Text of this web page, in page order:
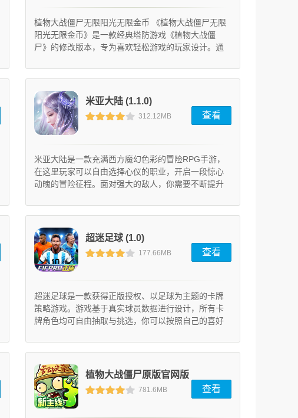
植物大战僵尸无限阳光无限金币 《植物大战僵尸无限
阳光无限金币》是一款经典塔防游戏《植物大战僵
尸》的修改版本，专为喜欢轻松游戏的玩家设计。通
担心资源短缺，轻松解锁所有植物和道具，体验更畅
米亚大陆 (1.1.0)
312.12MB 查看
米亚大陆是一款充满西方魔幻色彩的冒险RPG手游，
在这里玩家可以自由选择心仪的职业，开启一段惊心
动魄的冒险征程。面对强大的敌人，你需要不断提升
戏采用精美立绘与细腻建模，搭配引人入胜的剧情故
带来沉浸式的游戏体验。简单易上手的操作方式，让
每位冒险者都能快速融入这个奇幻世界。
超迷足球 (1.0)
177.66MB 查看
超迷足球是一款获得正版授权、以足球为主题的卡牌
策略游戏。游戏基于真实球员数据进行设计，所有卡
牌角色均可自由抽取与挑选，你可以按照自己的喜好
实时竞技模式允许你自由参与对抗，击败对手即可获
于促进球队养成。同时，游戏还提供了完整的主线关
卡与联赛玩法等待体验，整体可玩性非常强。作为一
款足球数值游戏，它继承了传统的数...
植物大战僵尸原版官网版
下载 (10.0.0)
781.6MB 查看